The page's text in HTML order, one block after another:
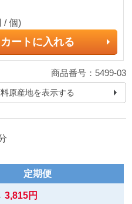
/ 個)
カートに入れる
商品番号：5499-03
料原産地を表示する
定期便
3,815円